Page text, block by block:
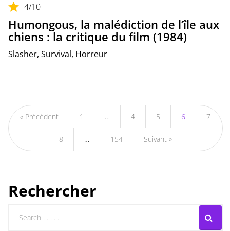
4/10
Humongous, la malédiction de l’île aux
chiens : la critique du film (1984)
Slasher, Survival, Horreur
« Précédent 1 … 4 5 6 7
8 … 154 Suivant »
Rechercher